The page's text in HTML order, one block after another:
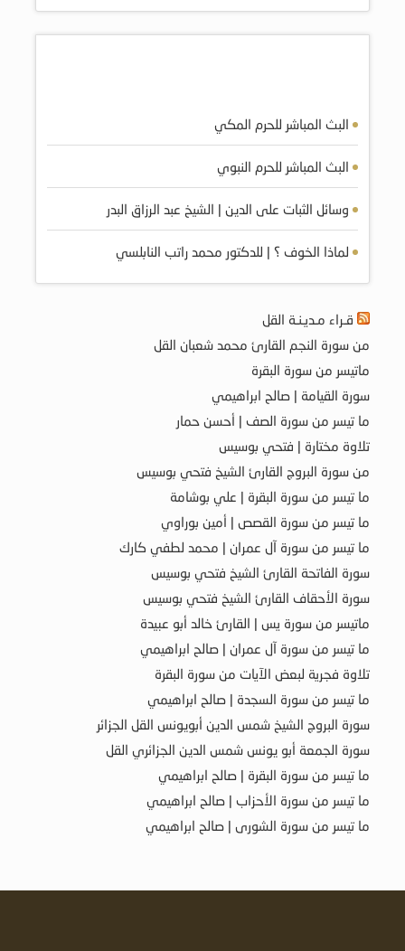
البث المباشر للحرم المكي
البث المباشر للحرم النبوي
وسائل الثبات على الدين | الشيخ عبد الرزاق البدر
لماذا الخوف ؟ | للدكتور محمد راتب النابلسي
قـراء مـديـنـة القل
من سورة النجم القارئ محمد شعبان القل
ماتيسر من سورة البقرة
سورة القيامة | صالح ابراهيمي
ما تيسر من سورة الصف | أحسن حمار
تلاوة مختارة | فتحي بوسيس
من سورة البروج القارئ الشيخ فتحي بوسيس
ما تيسر من سورة البقرة | علي بوشامة
ما تيسر من سورة القصص | أمين بوراوي
ما تيسر من سورة آل عمران | محمد لطفي كارك
سورة الفاتحة القارئ الشيخ فتحي بوسيس
سورة الأحقاف القارئ الشيخ فتحي بوسيس
ماتيسر من سورة يس | القارئ خالد أبو عبيدة
ما تيسر من سورة آل عمران | صالح ابراهيمي
تلاوة فجرية لبعض الآيات من سورة البقرة
ما تيسر من سورة السجدة | صالح ابراهيمي
سورة البروج الشيخ شمس الدين أبويونس القل الجزائر
سورة الجمعة أبو يونس شمس الدين الجزائري القل
ما تيسر من سورة البقرة | صالح ابراهيمي
ما تيسر من سورة الأحزاب | صالح ابراهيمي
ما تيسر من سورة الشورى | صالح ابراهيمي